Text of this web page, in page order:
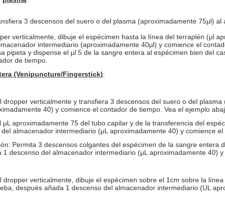
3 descensos del suero o del plasma (aproximadamente 75μl)
verticalmente, dibuje el espécimen hasta la línea del terraplén (μl
intermediario (aproximadamente 40µl) y comience el
pipeta y dispense el µl 5 de la sangre entera al espécimen bien del
de tiempo.
(Venipuncture/Fingerstick):
dropper verticalmente y transfiera 3 descensos del suero o del
40) y comience el contador de tiempo. Vea el ejemplo
aproximadamente 75 del tubo capilar y de la transferencia del
almacenador intermediario (μL aproximadamente 40) y comience
Permita 3 descensos colgantes del espécimen de la sangre
descenso del almacenador intermediario (μL aproximadamente 40)
dropper verticalmente, dibuje el espécimen sobre el 1cm sobre la
después añada 1 descenso del almacenador intermediario (UL